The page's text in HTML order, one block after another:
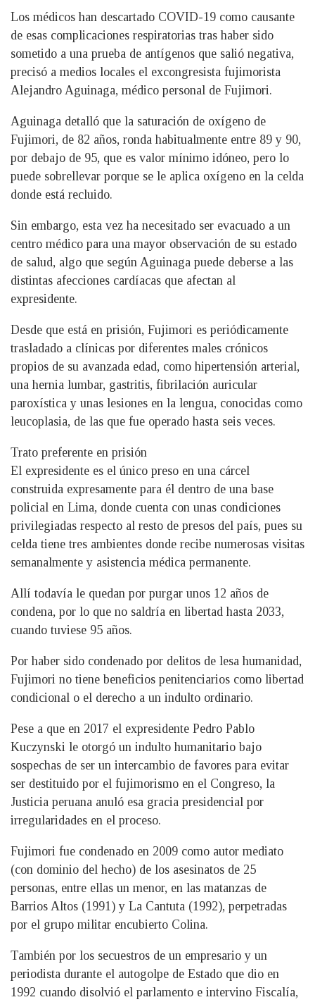
Los médicos han descartado COVID-19 como causante
de esas complicaciones respiratorias tras haber sido
sometido a una prueba de antígenos que salió negativa,
precisó a medios locales el excongresista fujimorista
Alejandro Aguinaga, médico personal de Fujimori.
Aguinaga detalló que la saturación de oxígeno de
Fujimori, de 82 años, ronda habitualmente entre 89 y 90,
por debajo de 95, que es valor mínimo idóneo, pero lo
puede sobrellevar porque se le aplica oxígeno en la celda
donde está recluido.
Sin embargo, esta vez ha necesitado ser evacuado a un
centro médico para una mayor observación de su estado
de salud, algo que según Aguinaga puede deberse a las
distintas afecciones cardíacas que afectan al
expresidente.
Desde que está en prisión, Fujimori es periódicamente
trasladado a clínicas por diferentes males crónicos
propios de su avanzada edad, como hipertensión arterial,
una hernia lumbar, gastritis, fibrilación auricular
paroxística y unas lesiones en la lengua, conocidas como
leucoplasia, de las que fue operado hasta seis veces.
Trato preferente en prisión
El expresidente es el único preso en una cárcel
construida expresamente para él dentro de una base
policial en Lima, donde cuenta con unas condiciones
privilegiadas respecto al resto de presos del país, pues su
celda tiene tres ambientes donde recibe numerosas visitas
semanalmente y asistencia médica permanente.
Allí todavía le quedan por purgar unos 12 años de
condena, por lo que no saldría en libertad hasta 2033,
cuando tuviese 95 años.
Por haber sido condenado por delitos de lesa humanidad,
Fujimori no tiene beneficios penitenciarios como libertad
condicional o el derecho a un indulto ordinario.
Pese a que en 2017 el expresidente Pedro Pablo
Kuczynski le otorgó un indulto humanitario bajo
sospechas de ser un intercambio de favores para evitar
ser destituido por el fujimorismo en el Congreso, la
Justicia peruana anuló esa gracia presidencial por
irregularidades en el proceso.
Fujimori fue condenado en 2009 como autor mediato
(con dominio del hecho) de los asesinatos de 25
personas, entre ellas un menor, en las matanzas de
Barrios Altos (1991) y La Cantuta (1992), perpetradas
por el grupo militar encubierto Colina.
También por los secuestros de un empresario y un
periodista durante el autogolpe de Estado que dio en
1992 cuando disolvió el parlamento e intervino Fiscalía,